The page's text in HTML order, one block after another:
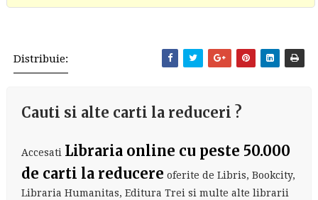
Distribuie:
Cauti si alte carti la reduceri ?
Accesati Libraria online cu peste 50.000
de carti la reducere oferite de Libris, Bookcity,
Libraria Humanitas, Editura Trei si multe alte librarii